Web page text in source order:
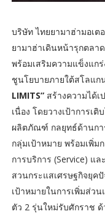
บริษัท ไทยยามาฮ่ามอเ
ยามาฮ่าเดินหน้ารุกตลา
พร้อมเสริมความแข็งแก
ชูนโยบายภายใต้สโลแ
LIMITS”สร้างความได้เ
เนื่อง โดยวางเป้าการเ
ผลิตภัณฑ์ กลยุทธ์ด้านกา
กลุ่มเป้าหมาย พร้อมเพิ่ม
การบริการ (Service) แ
สวนกระแสเศรษฐกิจยุค
เป้าหมายในการเพิ่มส่ว
ตัว 2 รุ่นใหม่รับศักราช